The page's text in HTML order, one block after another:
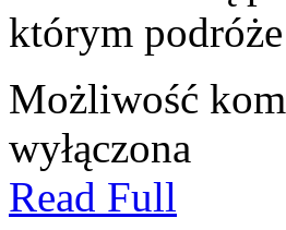
którym podróże
Możliwość
wyłączona
Read Full